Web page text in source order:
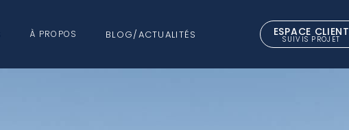
À PROPOS BLOG/ACTUALITÉS ESPACE CLIENT
SUIVIS PROJET